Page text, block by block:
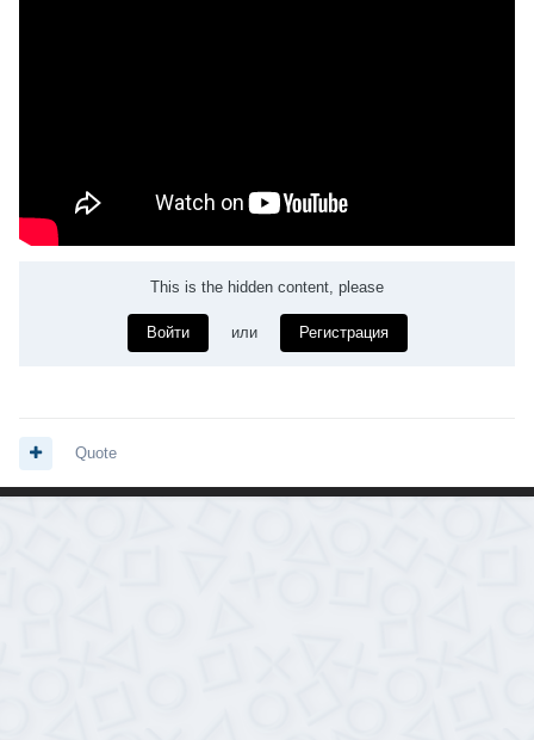
This is the hidden content, please
Войти или Регистрация
Quote